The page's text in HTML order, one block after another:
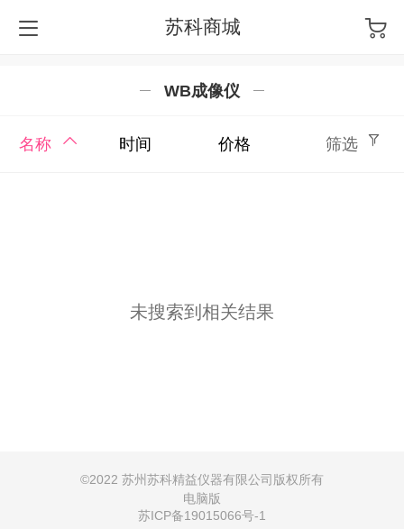
苏科商城
WB成像仪
名称 时间 价格 筛选
未搜索到相关结果
©2022 苏州苏科精益仪器有限公司版权所有
电脑版
苏ICP备19015066号-1